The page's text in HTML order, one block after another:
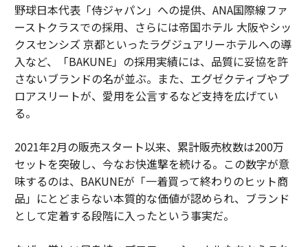
野球日本代表「侍ジャパン」への提供、ANA国際線ファ
ーストクラスでの採用、さらには帝国ホテル 大阪やシッ
クスセンシズ 京都といったラグジュアリーホテルへの導
入など、「BAKUNE」の採用実績には、品質に妥協を許
さないブランドの名が並ぶ。また、エグゼクティブやプ
ロアスリートが、愛用を公言するなど支持を広げてい
る。
2021年2月の販売スタート以来、累計販売枚数は200万
セットを突破し、今なお快進撃を続ける。この数字が意
味するのは、BAKUNEが「一着買って終わりのヒット商
品」にとどまらない本質的な価値が認められ、ブランド
として定着する段階に入ったという事実だ。